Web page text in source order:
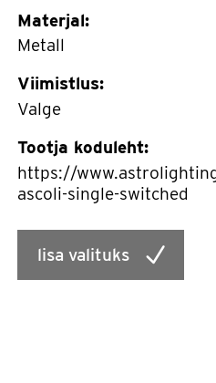
Materjal:
Metall
Viimistlus:
Valge
Tootja koduleht:
https://
ascoli-single-switched
lisa valituks